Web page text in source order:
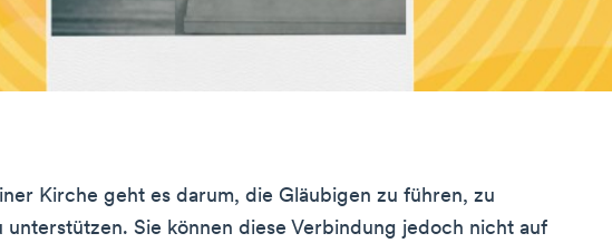
Kirche geht es darum, die Gläubigen zu führen, zu
Sie können diese Verbindung jedoch nicht auf